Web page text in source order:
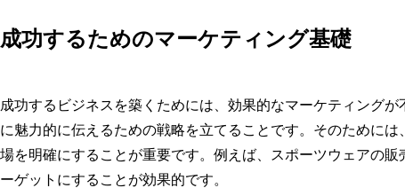
成功するためのマーケティング基礎
成功するビジネスを築くためには、効果的なマーケティング
に魅力的に伝えるための戦略を立てることです。そのために
場を明確にすることが重要です。例えば、スポーツウェアの
ーゲットにすることが効果的です。